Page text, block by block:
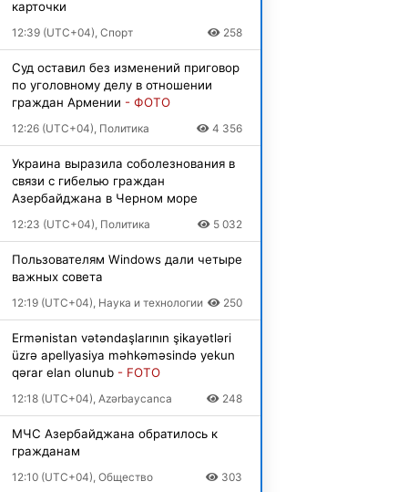
карточки
12:39 (UTC+04), Спорт 258
Суд оставил без изменений приговор
по уголовному делу в отношении
граждан Армении - ФОТО
12:26 (UTC+04), Политика 4 356
Украина выразила соболезнования в
связи с гибелью граждан
Азербайджана в Черном море
12:23 (UTC+04), Политика 5 032
Пользователям Windows дали четыре
важных совета
12:19 (UTC+04), Наука и технологии 250
Ermənistan vətəndaşlarının şikayətləri
üzrə apellyasiya məhkəməsində yekun
qərar elan olunub - FOTO
12:18 (UTC+04), Azərbaycanca 248
МЧС Азербайджана обратилось к
гражданам
12:10 (UTC+04), Общество 303